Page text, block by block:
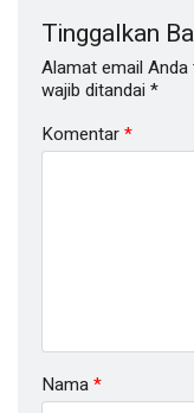
Tinggalkan
Alamat email Anda
wajib ditandai *
Komentar*
Nama*